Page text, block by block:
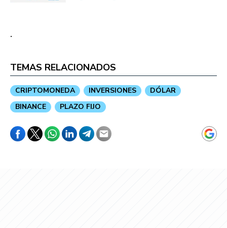
.
TEMAS RELACIONADOS
CRIPTOMONEDA INVERSIONES
DÓLAR
BINANCE
PLAZO FIJO